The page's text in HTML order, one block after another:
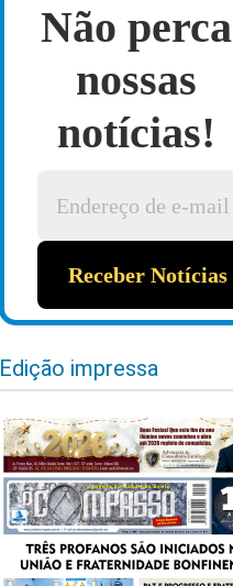
Não perca
nossas
notícias!
Edição impressa